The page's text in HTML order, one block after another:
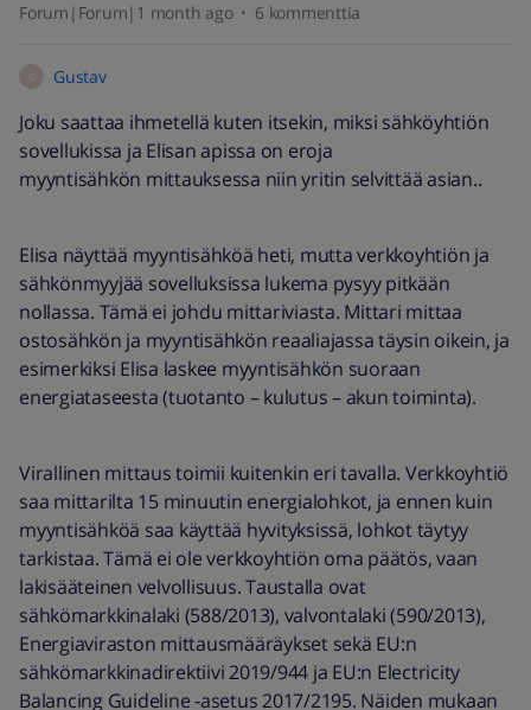
Forum|Forum|1 month ago 6 kommenttia
Gustav
Joku saattaa ihmetellä kuten itsekin, miksi sähköyhtiön
sovellukissa ja Elisan apissa on eroja
myyntisähkön mittauksessa niin yritin selvittää asian..
Elisa näyttää myyntisähköä heti, mutta verkkoyhtiön ja
sähkönmyyjää sovelluksissa lukema pysyy pitkään
nollassa. Tämä ei johdu mittariviasta. Mittari mittaa
ostosähkön ja myyntisähkön reaaliajassa täysin oikein, ja
esimerkiksi Elisa laskee myyntisähkön suoraan
energiataseesta (tuotanto – kulutus – akun toiminta).
Virallinen mittaus toimii kuitenkin eri tavalla. Verkkoyhtiö
saa mittarilta 15 minuutin energialohkot, ja ennen kuin
myyntisähköä saa käyttää hyvityksissä, lohkot täytyy
tarkistaa. Tämä ei ole verkkoyhtiön oma päätös, vaan
lakisääteinen velvollisuus. Taustalla ovat
sähkömarkkinalaki (588/2013), valvontalaki (590/2013),
Energiaviraston mittausmääräykset sekä EU:n
sähkömarkkinadirektiivi 2019/944 ja EU:n Electricity
Balancing Guideline ‑asetus 2017/2195. Näiden mukaan